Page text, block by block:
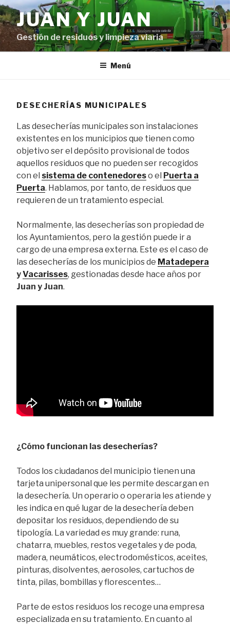
Ir
al
contenido
JUAN Y JUAN
Gestión de residuos y limpieza viaria
Menú
DESECHERÍAS MUNICIPALES
Las desecherías municipales son instalaciones
existentes en los municipios que tienen como
objetivo ser el depósito provisional de todos
aquellos residuos que no pueden ser recogidos
con el sistema de contenedoreso el Puerta a
Puerta. Hablamos, por tanto, de residuos que
requieren de un tratamiento especial.
Normalmente, las desecherías son propiedad de
los Ayuntamientos, pero la gestión puede ir a
cargo de una empresa externa. Este es el caso de
las desecherías de los municipios de Matadepera
yVacarisses, gestionadas desde hace años por
Juan y Juan.
¿Cómo funcionan las desecherías?
Todos los ciudadanos del municipio tienen una
tarjeta unipersonal que les permite descargan en
la desechería. Un operario o operaria les atiende y
les indica en qué lugar de la desechería deben
depositar los residuos, dependiendo de su
tipología. La variedad es muy grande: runa,
chatarra, muebles, restos vegetales y de poda,
madera, neumáticos, electrodomésticos, aceites,
pinturas, disolventes, aerosoles, cartuchos de
tinta, pilas, bombillas y florescentes…
Parte de estos residuos los recoge una empresa
especializada en su tratamiento. En cuanto al